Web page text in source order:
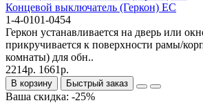
Концевой выключатель (Геркон) EC
1-4-0101-0454
Геркон устанавливается на дверь или
прикручивается к поверхности рамы/
комнаты) для обн..
2214р. 1661р.
В корзину Быстрый заказ
Ваша скидка: -25%